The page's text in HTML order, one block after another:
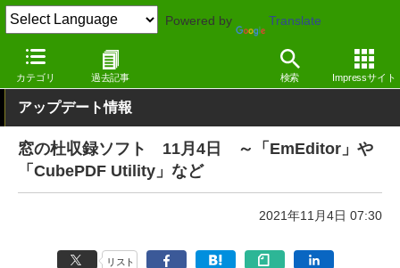
Powered by Translate
カテゴリ 過去記事 検索 Impressサイト
窓の杜 その他の話題 アップデート
アップデート情報
窓の杜収録ソフト 11月4日 ～「EmEditor」や
「CubePDF Utility」など
2021年11月4日 07:30
リスト